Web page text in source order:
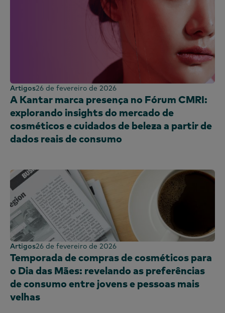
Artigos26 de fevereiro de 2026
A Kantar marca presença no Fórum CMRI:
explorando insights do mercado de
cosméticos e cuidados de beleza a partir de
dados reais de consumo
Artigos26 de fevereiro de 2026
Temporada de compras de cosméticos para
o Dia das Mães: revelando as preferências
de consumo entre jovens e pessoas mais
velhas